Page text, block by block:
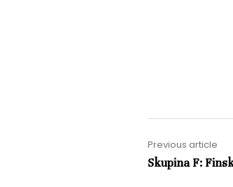
Previous article
Skupina F: